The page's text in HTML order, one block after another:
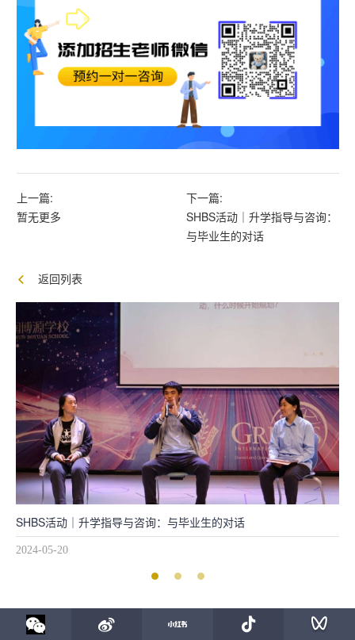
返回列表
校长说 | SHBS与2024届毕业生共庆卓越录取成果
2024-04-18
上一篇:
暂无更多
下一篇:
SHBS活动｜升学指导与咨询：
与毕业生的对话